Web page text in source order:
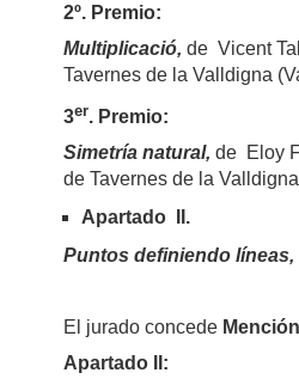
2º. Premio:
Multiplicació, de Vicent
Tavernes de la Valldigna
3er. Premio:
Simetría natural, de Eloy
de Tavernes de la Valldigna
Apartado II .
Puntos definiendo líneas,
El jurado concede
Apartado II: